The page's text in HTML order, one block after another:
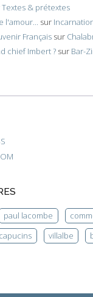
Textes & prétextes
l'amour... sur
Français sur
chief Imbert ? sur Bar-
paul lacombe
capucins villalbe